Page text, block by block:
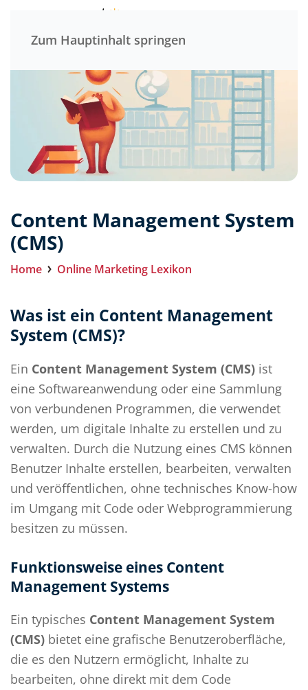
Zum Hauptinhalt springen
Content Management System
(CMS)
Home Online Marketing Lexikon
Was ist ein Content Management
System (CMS)?
Ein Content Management System (CMS) ist
eine Softwareanwendung oder eine Sammlung
von verbundenen Programmen, die verwendet
werden, um digitale Inhalte zu erstellen und zu
verwalten. Durch die Nutzung eines CMS können
Benutzer Inhalte erstellen, bearbeiten, verwalten
und veröffentlichen, ohne technisches Know-how
im Umgang mit Code oder Webprogrammierung
besitzen zu müssen.
Funktionsweise eines Content
Management Systems
Ein typisches Content Management System
(CMS) bietet eine grafische Benutzeroberfläche,
die es den Nutzern ermöglicht, Inhalte zu
bearbeiten, ohne direkt mit dem Code